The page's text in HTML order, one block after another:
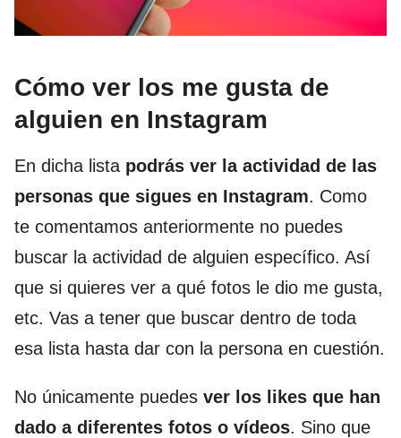
Cómo ver los me gusta de
alguien en Instagram
En dicha lista podrás ver la actividad de las
personas que sigues en Instagram. Como
te comentamos anteriormente no puedes
buscar la actividad de alguien específico. Así
que si quieres ver a qué fotos le dio me gusta,
etc. Vas a tener que buscar dentro de toda
esa lista hasta dar con la persona en cuestión.
No únicamente puedes ver los likes que han
dado a diferentes fotos o vídeos. Sino que